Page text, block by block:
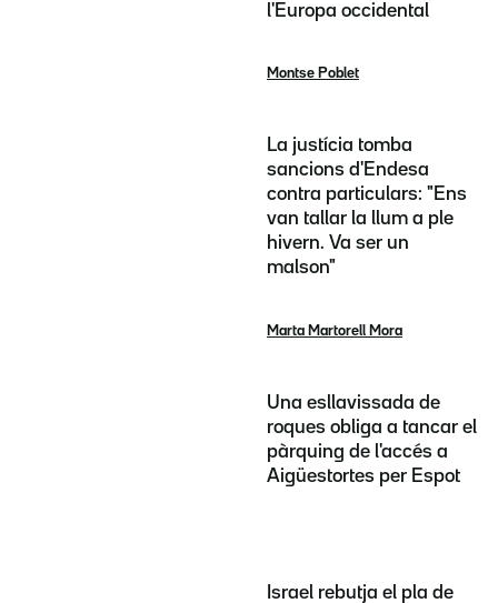
l'Europa occidental
Montse Poblet
La justícia tomba
sancions d'Endesa
contra particulars: "Ens
van tallar la llum a ple
hivern. Va ser un
malson"
Marta Martorell Mora
Una esllavissada de
roques obliga a tancar el
pàrquing de l'accés a
Aigüestortes per Espot
Israel rebutja el pla de